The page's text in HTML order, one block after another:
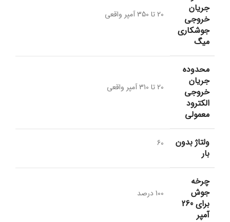
جریان
خروجی
جوشکاری
میگ
20 تا 350 آمپر واقعی
محدوده
جریان
خروجی
الکترود
معمولی
20 تا 310 آمپر واقعی
ولتاژ بدون
بار
60
چرخه
جوش
برای 260
آمپر
100 درصد